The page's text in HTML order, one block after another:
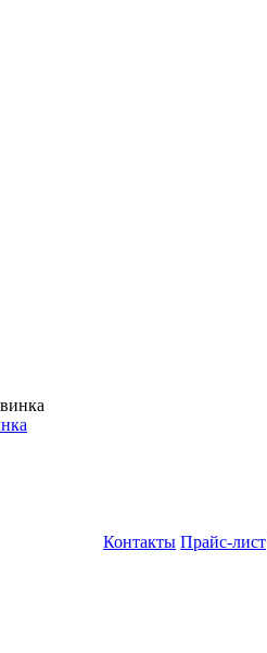
Контакты Прайс-лист